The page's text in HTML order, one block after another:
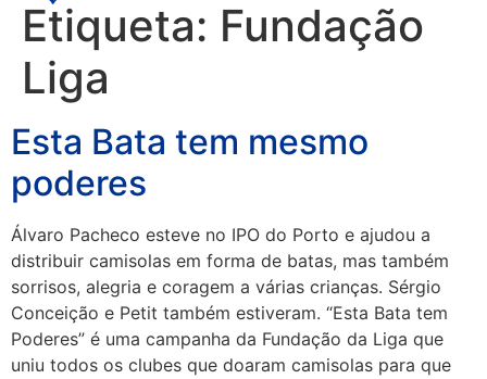
Etiqueta: Fundação
Liga
Esta Bata tem mesmo
poderes
Álvaro Pacheco esteve no IPO do Porto e ajudou a
distribuir camisolas em forma de batas, mas também
sorrisos, alegria e coragem a várias crianças. Sérgio
Conceição e Petit também estiveram. “Esta Bata tem
Poderes” é uma campanha da Fundação da Liga que
uniu todos os clubes que doaram camisolas para que